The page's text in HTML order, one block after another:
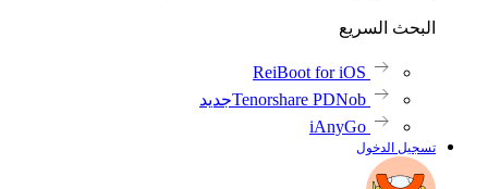
البحث السريع
ReiBoot for iOS
Tenorshare PDNobجديد
iAnyGo
تسجيل الدخول